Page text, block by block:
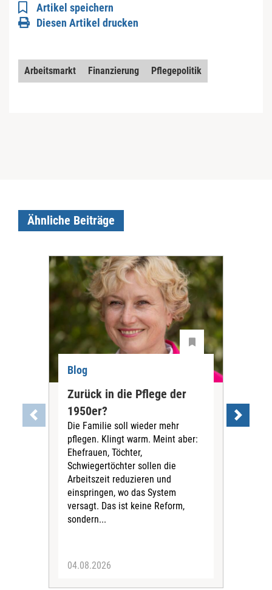
Artikel speichern
Diesen Artikel drucken
Arbeitsmarkt Finanzierung Pflegepolitik
Ähnliche Beiträge
Blog
Zurück in die Pflege der
1950er?
Die Familie soll wieder mehr
pflegen. Klingt warm. Meint aber:
Ehefrauen, Töchter,
Schwiegertöchter sollen die
Arbeitszeit reduzieren und
einspringen, wo das System
versagt. Das ist keine Reform,
sondern...
04.08.2026